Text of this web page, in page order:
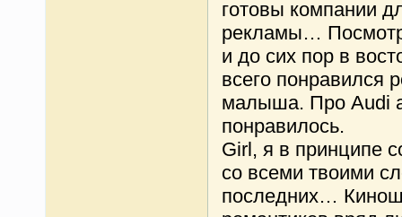
готовы компании
рекламы…
и до сих пор в
всего понравился
малыша. Про Audi
понравилось.
Girl, я в принципе
со всеми твоими
последних…